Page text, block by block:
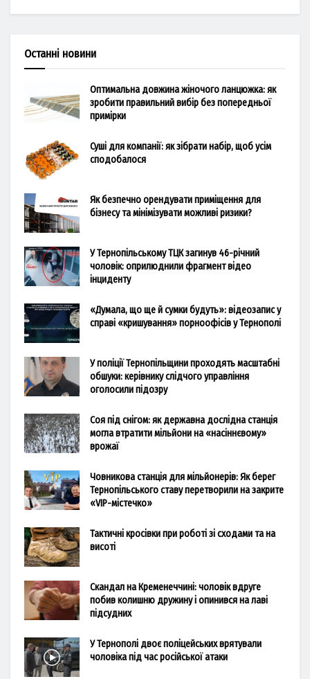
Останні новини
Оптимальна довжина жіночого ланцюжка: як
зробити правильний вибір без попередньої
примірки
Суші для компанії: як зібрати набір, щоб усім
сподобалося
Як безпечно орендувати приміщення для
бізнесу та мінімізувати можливі ризики?
У Тернопільському ТЦК загинув 46-річний
чоловік: оприлюднили фрагмент відео
інциденту
«Думала, що ще й сумки будуть»: відеозапис у
справі «кришування» порноофісів у Тернополі
У поліції Тернопільщини проходять масштабні
обшуки: керівнику слідчого управління
оголосили підозру
Соя під снігом: як державна дослідна станція
могла втратити мільйони на «насіннєвому»
врожаї
Човникова станція для мільйонерів: Як берег
Тернопільського ставу перетворили на закрите
«VIP-містечко»
Тактичні кросівки при роботі зі сходами та на
висоті
Скандал на Кременеччині: чоловік вдруге
побив колишню дружину і опинився на лаві
підсудних
У Тернополі двоє поліцейських врятували
чоловіка під час російської атаки